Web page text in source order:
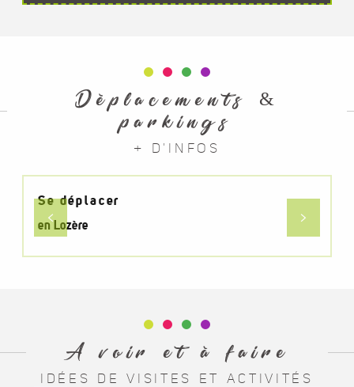
Déplacements &
parkings
+ D'INFOS
Se déplacer
en Lozère
A voir et à faire
IDÉES DE VISITES ET ACTIVITÉS